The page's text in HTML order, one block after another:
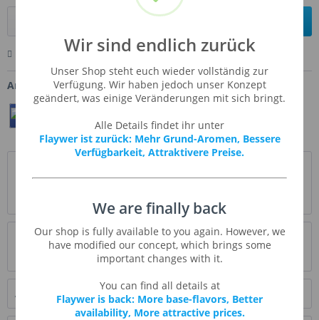
In den
Bewerten Fragen zum Artikel
Artikel-Nr.: FW-BLBA
Heidelbeeren mit einem holzigen...
mehr
Bewertungen
0
Bewertungen lesen, schreiben und diskutieren...
Ähnliche Artikel
Wir sind endlich zurück
Unser Shop steht euch wieder vollständig zur
Verfügung. Wir haben jedoch unser Konzept
geändert, was einige Veränderungen mit sich bringt.
Alle Details findet ihr unter
Flaywer ist zurück: Mehr Grund-Aromen, Bessere
Verfügbarkeit, Attraktivere Preise.
We are finally back
Our shop is fully available to you again. However, we
have modified our concept, which brings some
important changes with it.
You can find all details at
Flaywer is back: More base-flavors, Better
availability, More attractive prices.